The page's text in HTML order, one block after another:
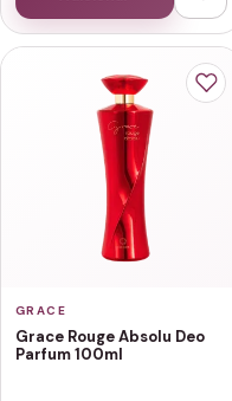
GRACE
Grace Rouge Absolu Deo
Parfum 100ml